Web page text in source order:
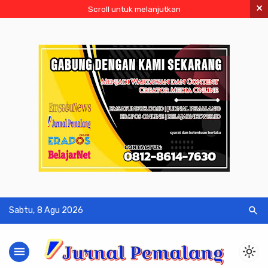
Scroll untuk melanjutkan ×
Sabtu, 8 Agu 2026 search
menu light_mode